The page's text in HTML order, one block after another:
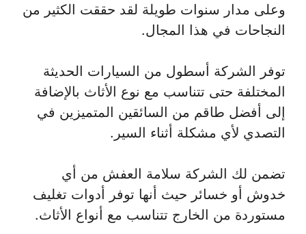
وعلى مدار سنوات طويلة لقد حققت الكثير من
النجاحات في هذا المجال.
توفر الشركة أسطول من السيارات الحديثة
المختلفة حتى تتناسب مع نوع الأثاث بالإضافة
إلى أفضل طاقم من السائقين المتميزين في
التصدي لأي مشكلة أثناء السير.
تضمن لك الشركة سلامة العفش من أي
خدوش أو خسائر حيث أنها توفر أدوات تغليف
مستوردة من الخارج تتناسب مع أنواع الأثاث.